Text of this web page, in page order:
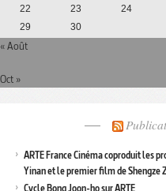
22
23 24
29
30
« Août
Oct »
ARTE France Cinéma coproduit les
Yinan et le premier film de Shengze